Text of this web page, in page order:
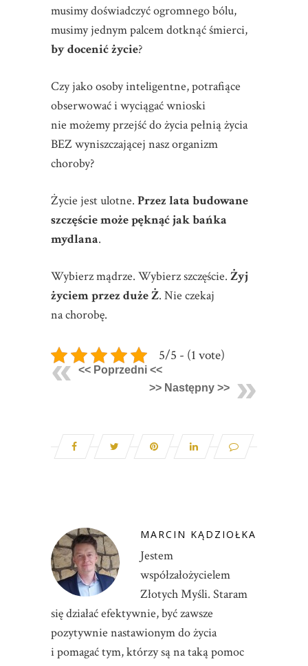
musimy doświadczyć ogromnego bólu,
musimy jednym palcem dotknąć śmierci,
by docenić życie?
Czy jako osoby inteligentne, potrafiące
obserwować i wyciągać wnioski
nie możemy przejść do życia pełnią życia
BEZ wyniszczającej nasz organizm
choroby?
Życie jest ulotne. Przez lata budowane
szczęście może pęknąć jak bańka
mydlana.
Wybierz mądrze. Wybierz szczęście. Żyj
życiem przez duże Ż. Nie czekaj
na chorobę.
5/5 - (1 vote)
<< Poprzedni <<
>> Następny >>
MARCIN KĄDZIOŁKA
Jestem
współzałożycielem
Złotych Myśli. Staram
się działać efektywnie, być zawsze
pozytywnie nastawionym do życia
i pomagać tym, którzy są na taką pomoc